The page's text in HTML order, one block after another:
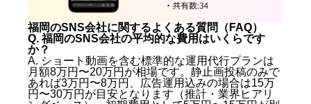
福岡のSNS会社に関するよくある質問（FAQ）
Q. 福岡のSNS会社の平均的な費用はいくらです
か？
A. ショート動画を含む標準的な運用代行プランは
月額8万円〜20万円が相場です。静止画投稿のみで
あれば3万円〜8万円、広告運用込みの場合は15万
円〜30万円が目安となります（推計・業界ヒアリ